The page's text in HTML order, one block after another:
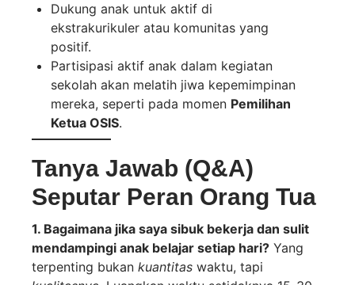
Dukung anak untuk aktif di
ekstrakurikuler atau komunitas yang
positif.
Partisipasi aktif anak dalam kegiatan
sekolah akan melatih jiwa kepemimpinan
mereka, seperti pada momen Pemilihan
Ketua OSIS.
Tanya Jawab (Q&A)
Seputar Peran Orang Tua
1. Bagaimana jika saya sibuk bekerja dan sulit
mendampingi anak belajar setiap hari? Yang
terpenting bukan kuantitas waktu, tapi